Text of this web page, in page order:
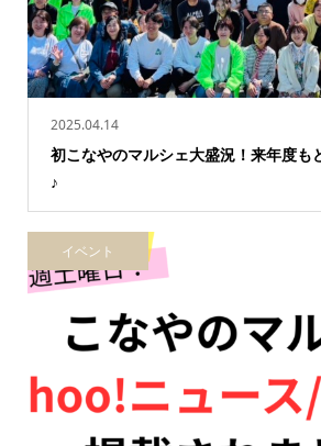
2025.04.14
初こなやのマルシェ大盛況！来年度も
♪
イベント